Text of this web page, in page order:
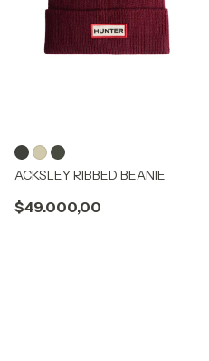
ACKSLEY RIBBED BEANIE
$49.000,00